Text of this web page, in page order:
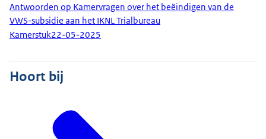
Antwoorden op Kamervragen over het beëindigen van de
VWS-subsidie aan het IKNL Trialbureau
Kamerstuk22-05-2025
Hoort bij